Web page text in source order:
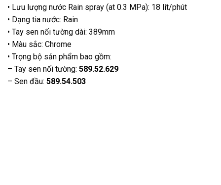
• Lưu lượng nước Rain spray (at 0.3 MPa): 18 lít/phút
• Dạng tia nước: Rain
• Tay sen nối tường dài: 389mm
• Màu sắc: Chrome
• Trọng bộ sản phẩm bao gồm:
– Tay sen nối tường: 589.52.629
– Sen đầu: 589.54.503